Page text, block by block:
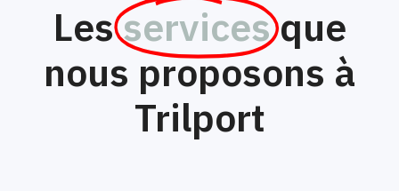
Lesservices que
nous proposons à
Trilport